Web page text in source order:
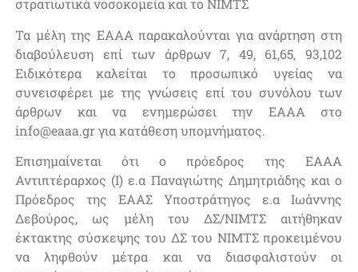
στρατιωτικά νοσοκομεία και το ΝΙΜΤΣ
Τα μέλη της ΕΑΑΑ παρακαλούνται για ανάρτηση στη
διαβούλευση επί των άρθρων 7, 49, 61,65, 93,102
Ειδικότερα καλείται το προσωπικό υγείας να
συνεισφέρει με της γνώσεις επί του συνόλου των
άρθρων και να ενημερώσει την ΕΑΑΑ στο
info@eaaa.gr για κατάθεση υπομνήματος.
Επισημαίνεται ότι ο πρόεδρος της ΕΑΑΑ
Αντιπτέραρχος (Ι) ε.α Παναγιώτης Δημητριάδης και ο
Πρόεδρος της ΕΑΑΣ Υποστράτηγος ε.α Ιωάννης
Δεβούρος, ως μέλη του ΔΣ/ΝΙΜΤΣ αιτήθηκαν
έκτακτης σύσκεψης του ΔΣ του ΝΙΜΤΣ προκειμένου
να ληφθούν μέτρα και να διασφαλιστούν οι